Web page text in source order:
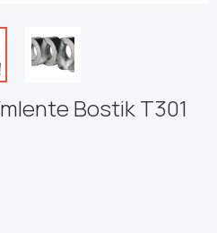
Bostik T301